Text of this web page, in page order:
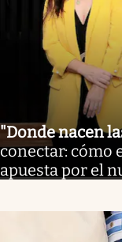
"Donde nacen
conectar: cómo
apuesta por el